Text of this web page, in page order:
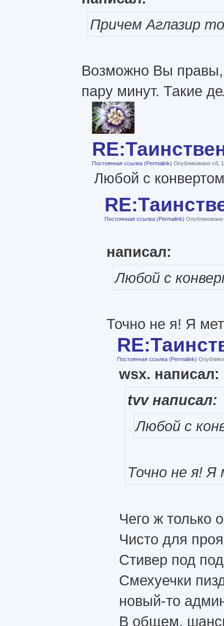
Причем Аглазир
Возможно Вы правы,
пару минут. Такие
Постоянная ссылка (Permalink) Опубликовано сб,
Любой с
Постоянная ссылка (Permalink)
написал:
Любой с
Точно не я! Я
Постоянная ссылка (Permalink)
wsx. написал:
tvv написал:
Любой с
Точно не я!
Чего ж только
Чисто для
Стивер под
Смехуечки
новый-то
В общем,